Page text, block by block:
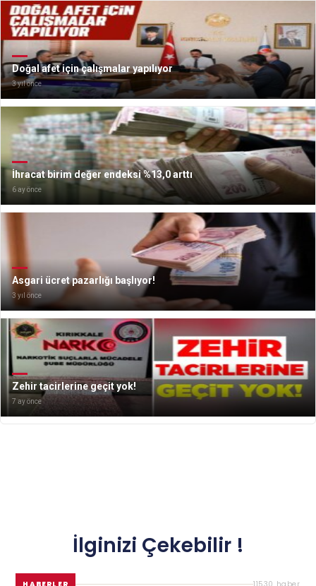
Doğal afet için çalışmalar yapılıyor
3 yıl önce
İhracat birim değer endeksi %13,0 arttı
6 ay önce
Asgari ücret pazarlığı başlıyor!
3 yıl önce
Zehir tacirlerine geçit yok!
7 ay önce
İlginizi Çekebilir !